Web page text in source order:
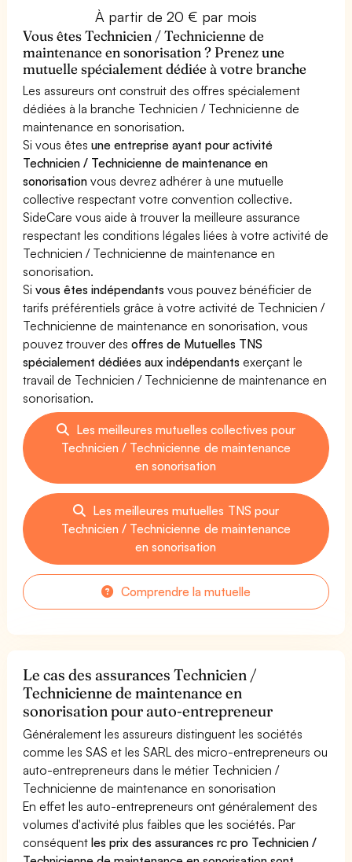
À partir de 20 € par mois
Vous êtes Technicien / Technicienne de
maintenance en sonorisation ? Prenez une
mutuelle spécialement dédiée à votre branche
Les assureurs ont construit des offres spécialement
dédiées à la branche Technicien / Technicienne de
maintenance en sonorisation.
Si vous êtesune entreprise ayant pour activité
Technicien / Technicienne de maintenance en
sonorisation vous devrez adhérer à une mutuelle
collective respectant votre convention collective.
SideCare vous aide à trouver la meilleure assurance
respectant les conditions légales liées à votre activité de
Technicien / Technicienne de maintenance en
sonorisation.
Sivous êtes indépendants vous pouvez bénéficier de
tarifs préférentiels grâce à votre activité de Technicien /
Technicienne de maintenance en sonorisation, vous
pouvez trouver desoffres de Mutuelles TNS
spécialement dédiées aux indépendants exerçant le
travail de Technicien / Technicienne de maintenance en
sonorisation.
Les meilleures mutuelles collectives pour
Technicien / Technicienne de maintenance
en sonorisation
Les meilleures mutuelles TNS pour
Technicien / Technicienne de maintenance
en sonorisation
Comprendre la mutuelle
Le cas des assurances Technicien /
Technicienne de maintenance en
sonorisation pour auto-entrepreneur
Généralement les assureurs distinguent les sociétés
comme les SAS et les SARL des micro-entrepreneurs ou
auto-entrepreneurs dans le métier Technicien /
Technicienne de maintenance en sonorisation
En effet les auto-entrepreneurs ont généralement des
volumes d'activité plus faibles que les sociétés. Par
conséquentles prix des assurances rc pro Technicien /